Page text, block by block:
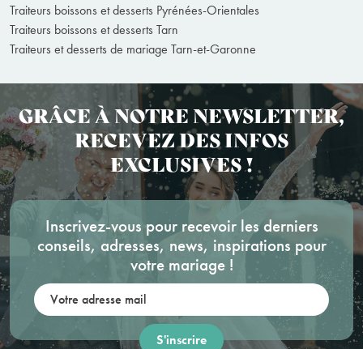
Traiteurs boissons et desserts Pyrénées-Orientales
Traiteurs boissons et desserts Tarn
Traiteurs et desserts de mariage Tarn-et-Garonne
GRÂCE À NOTRE NEWSLETTER,
RECEVEZ DES INFOS
EXCLUSIVES !
Inscrivez-vous pour recevoir les derniers
conseils, adresses, news, inspirations pour
votre mariage !